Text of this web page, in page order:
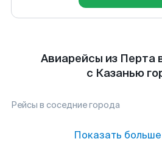
Авиарейсы из Перта
с Казанью
Рейсы в соседние города
Показать